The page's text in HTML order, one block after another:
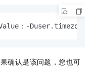
Value：-
确认是该问题，您也可